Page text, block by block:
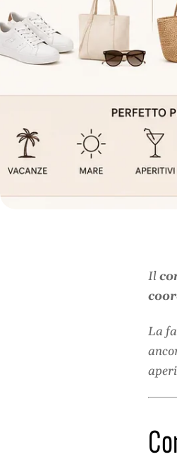
Il
La